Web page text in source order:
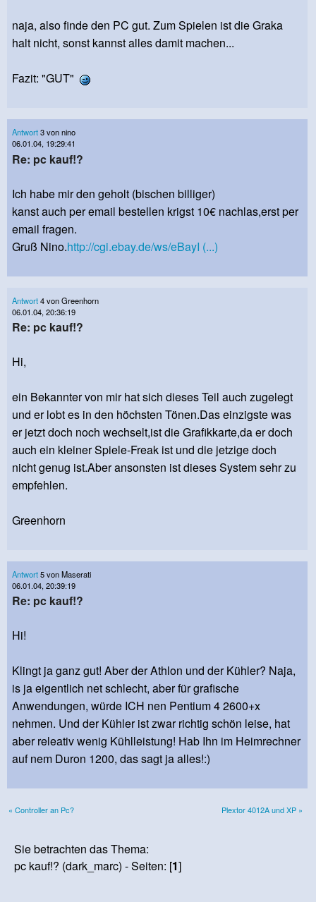
naja, also finde den PC gut. Zum Spielen ist die Graka
halt nicht, sonst kannst alles damit machen...
Fazit: "GUT"
Antwort3 von nino
06.01.04, 19:29:41
Re: pc kauf!?
Ich habe mir den geholt (bischen billiger)
kanst auch per email bestellen krigst 10€ nachlas,erst per
email fragen.
Gruß Nino.http://cgi.ebay.de/ws/eBayI (...)
Antwort4 von Greenhorn
06.01.04, 20:36:19
Re: pc kauf!?
Hi,
ein Bekannter von mir hat sich dieses Teil auch zugelegt
und er lobt es in den höchsten Tönen.Das einzigste was
er jetzt doch noch wechselt,ist die Grafikkarte,da er doch
auch ein kleiner Spiele-Freak ist und die jetzige doch
nicht genug ist.Aber ansonsten ist dieses System sehr zu
empfehlen.
Greenhorn
Antwort5 von Maserati
06.01.04, 20:39:19
Re: pc kauf!?
Hi!
Klingt ja ganz gut! Aber der Athlon und der Kühler? Naja,
is ja eigentlich net schlecht, aber für grafische
Anwendungen, würde ICH nen Pentium 4 2600+x
nehmen. Und der Kühler ist zwar richtig schön leise, hat
aber releativ wenig Kühlleistung! Hab Ihn im Heimrechner
auf nem Duron 1200, das sagt ja alles!:)
« Controller an Pc? Plextor 4012A und XP »
Sie betrachten das Thema:
pc kauf!? (dark_marc) - Seiten: [1]